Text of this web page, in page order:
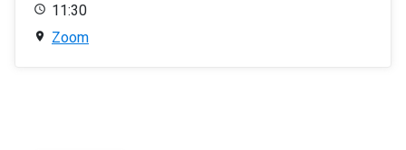
11:30
Zoom